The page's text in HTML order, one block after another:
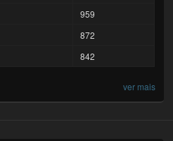
959
872
842
ver mais